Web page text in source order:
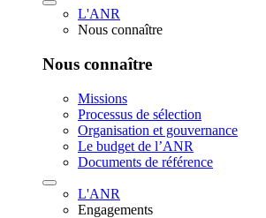
L'ANR
Nous connaître
Nous connaître
Missions
Processus de sélection
Organisation et gouvernance
Le budget de l’ANR
Documents de référence
L'ANR
Engagements